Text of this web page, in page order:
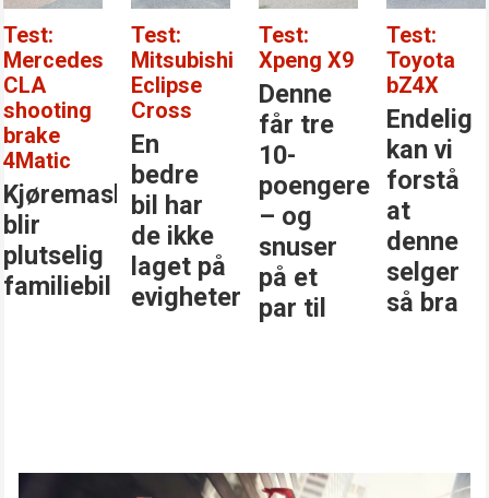
Test:
Mercedes
CLA
shooting
brake
4Matic
Kjøremaskinen
blir
plutselig
familiebil
Test:
Mitsubishi
Eclipse
Cross
En
bedre
bil har
de ikke
laget på
evigheter
Test:
Xpeng X9
Denne
får tre
10-
poengere
– og
snuser
på et
par til
Test:
Toyota
bZ4X
Endelig
kan vi
forstå
at
denne
selger
så bra